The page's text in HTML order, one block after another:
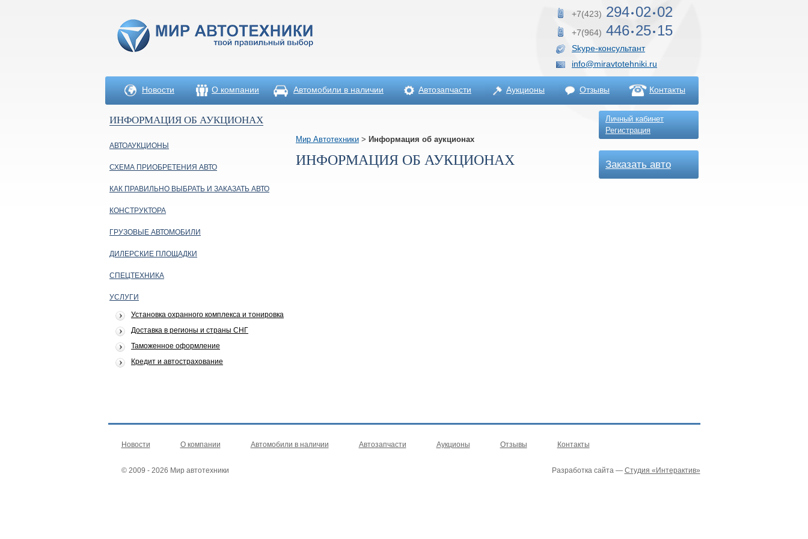
+7(423) 294 02 02
+7(964) 446 25 15
Skype-консультант
info@miravtotehniki.ru
Новости О компании Автомобили в наличии Автозапчасти Аукционы Отзывы Контакты
ИНФОРМАЦИЯ ОБ АУКЦИОНАХ
АВТОАУКЦИОНЫ
СХЕМА ПРИОБРЕТЕНИЯ АВТО
КАК ПРАВИЛЬНО ВЫБРАТЬ И ЗАКАЗАТЬ АВТО
КОНСТРУКТОРА
ГРУЗОВЫЕ АВТОМОБИЛИ
ДИЛЕРСКИЕ ПЛОЩАДКИ
СПЕЦТЕХНИКА
УСЛУГИ
Установка охранного комплекса и тонировка
Доставка в регионы и страны СНГ
Таможенное оформление
Кредит и автострахование
Личный кабинет
Регистрация
Заказать авто
Мир Автотехники > Информация об аукционах
ИНФОРМАЦИЯ ОБ АУКЦИОНАХ
Новости О компании Автомобили в наличии Автозапчасти Аукционы Отзывы Контакты
© 2009 - 2026 Мир автотехники Разработка сайта — Студия «Интерактив»